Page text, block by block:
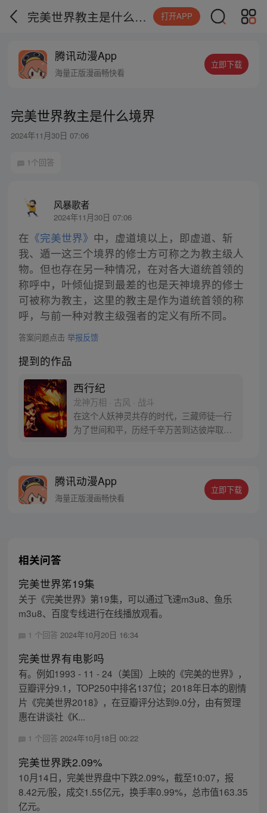
完美世界教主是什么境界 打开APP
腾讯动漫App
海量正版漫画畅快看
立即下载
完美世界教主是什么境界
2024年11月30日 07:06
1个回答
风暴歌者
2024年11月30日 07:06
在 《完美世界》 中，虚道境以上，即虚道、斩
我、遁一这三个境界的修士方可称之为教主级人
物。但也存在另一种情况，在对各大道统首领的
称呼中，叶倾仙提到最差的也是天神境界的修士
可被称为教主，这里的教主是作为道统首领的称
呼，与前一种对教主级强者的定义有所不同。
答案问题点击 举报反馈
提到的作品
西行纪
龙神万相 · 古风 · 战斗
在这个人妖神灵共存的时代，三藏师徒一行
为了世间和平，历经千辛万苦到达彼岸取
辞万难，找到唐三藏大法师，和他一起重新
寻回徒弟们，组成全新“西行小队”，再度踏
腾讯动漫App
海量正版漫画畅快看
立即下载
相关问答
完美世界笫19集
关于《完美世界》第19集，可以通过飞速m3u8、鱼乐
m3u8、百度专线进行在线播放观看。
1 个回答 2024年10月20日 16:34
完美世界有电影吗
有。例如1993 - 11 - 24（美国）上映的《完美的世界》，
豆瓣评分9.1，TOP250中排名137位；2018年日本的剧情
片《完美世界2018》，在豆瓣评分达到9.0分，由有贺理
惠在讲谈社《K...
1 个回答 2024年10月18日 00:22
完美世界跌2.09%
10月14日，完美世界盘中下跌2.09%，截至10:07，报
8.42元/股，成交1.55亿元，换手率0.99%，总市值163.35
亿元。